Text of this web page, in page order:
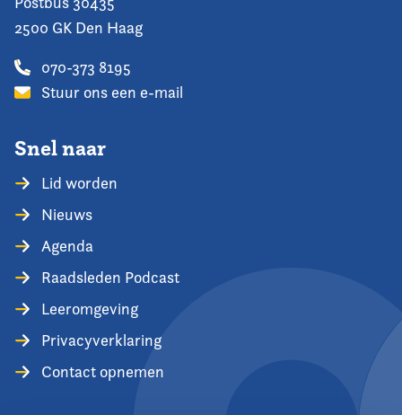
2500 GK Den Haag
070-373 8195
Stuur ons een e-mail
Snel naar
Lid worden
Nieuws
Agenda
Raadsleden Podcast
Leeromgeving
Privacyverklaring
Contact opnemen